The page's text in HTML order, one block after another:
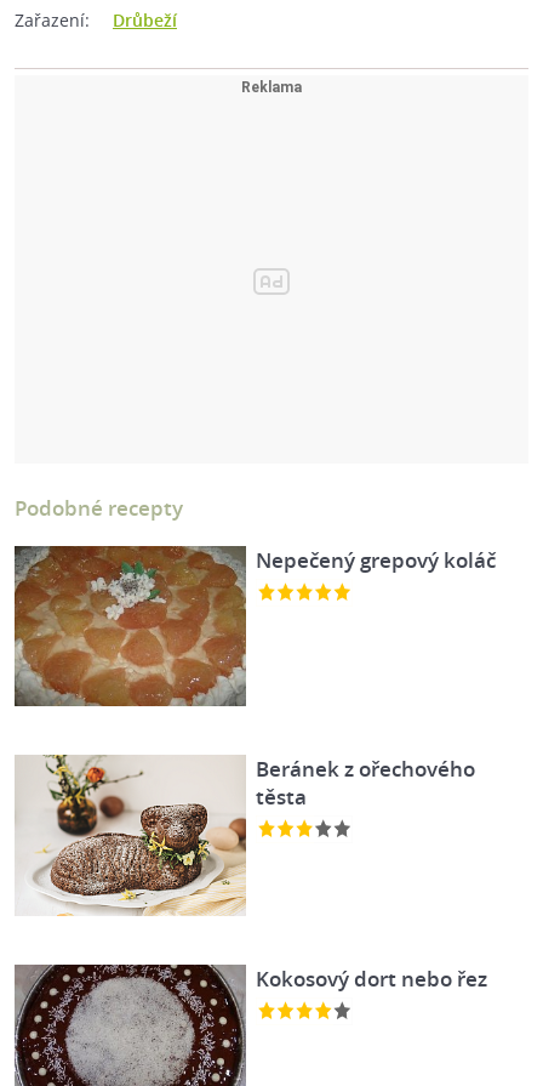
Zařazení: Drůbeží
Podobné recepty
Nepečený grepový koláč
Beránek z ořechového
těsta
Kokosový dort nebo řez